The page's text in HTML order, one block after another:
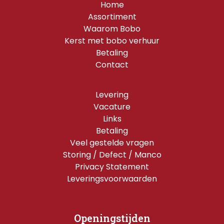
Home
Assortiment
Waarom Bobo
Kerst met bobo verhuur
Betaling
Contact
Levering
Vacature
Links
Betaling
Veel gestelde vragen
Storing / Defect / Manco
Privacy Statement
Leveringsvoorwaarden
Openingstijden